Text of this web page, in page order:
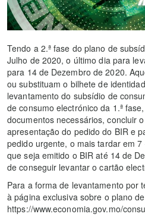
Tendo a 2.ª fase do plano de
Julho de 2020, o último dia para
para 14 de Dezembro de 2020.
ou substituam o bilhete de
levantamento do subsídio de
de consumo electrónico da 1.ª
documentos necessários, concluir
apresentação do pedido do BIR e
pedido urgente, o mais tardar em
que seja emitido o BIR até 14 de
de conseguir levantar o cartão
Para a forma de levantamento por
à página exclusiva sobre o plano
https://www.economia.gov.mo/